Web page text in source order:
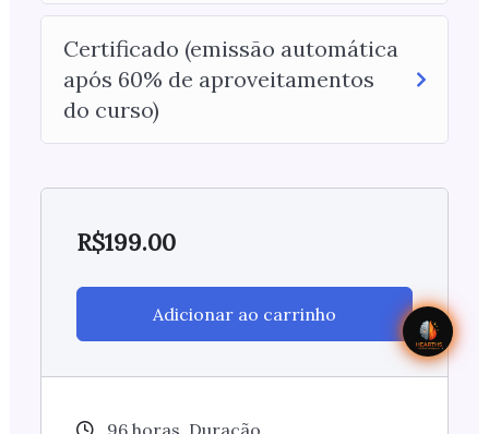
Certificado (emissão automática
após 60% de aproveitamentos
do curso)
R$199.00
Adicionar ao carrinho
96horas Duração